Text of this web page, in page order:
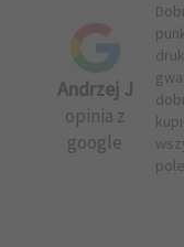
Andrzej J
opinia z
google